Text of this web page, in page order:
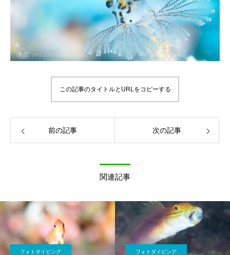
この記事のタイトルとURLをコピーする
前の記事 次の記事
関連記事
フォトダイビング フォトダイビング